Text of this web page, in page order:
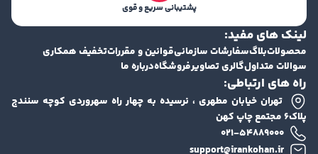
پشتیبانی سریع و قوی
لینک های مفید:
محصولاتبلاگسفارشات سازمانیقوانین و مقرراتتخفیف همکاری
سوالات متداولگالری تصاویرفروشگاهدرباره ما
راه های ارتباطی:
تهران خیابان مطهری ، نرسیده به چهار راه سهروردی کوچه سنندج
پلاک۶ مجتمع چاپ کهن
۰۲۱-۵۴۸۸۹۰۰۰
support@irankohan.ir